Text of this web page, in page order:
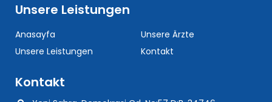
Unsere Leistungen
Anasayfa
Unsere Leistungen
Unsere Ärzte
Kontakt
Kontakt